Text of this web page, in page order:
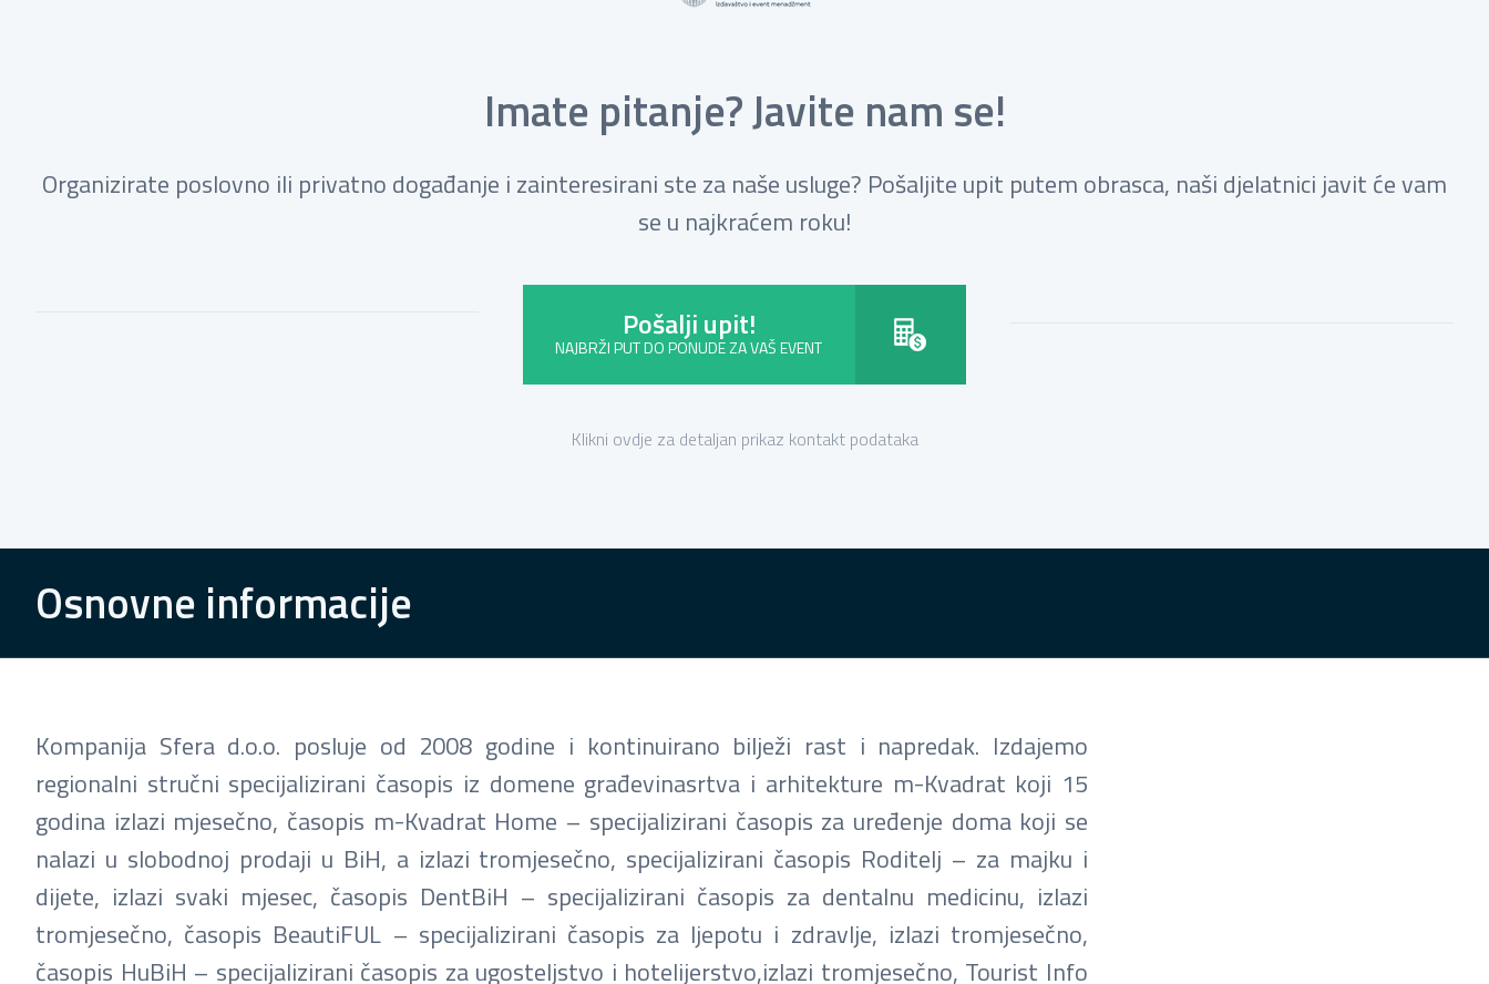
Imate pitanje? Javite nam se!
Organizirate poslovno ili privatno događanje i zainteresirani ste za naše usluge? Pošaljite upit putem obrasca, naši djelatnici javit će vam
se u najkraćem roku!
Pošalji upit!
NAJBRŽI PUT DO PONUDE ZA VAŠ EVENT
Klikni ovdje za detaljan prikaz kontakt podataka
Osnovne informacije
Kompanija Sfera d.o.o. posluje od 2008 godine i kontinuirano bilježi rast i napredak. Izdajemo
regionalni stručni specijalizirani časopis iz domene građevinasrtva i arhitekture m-Kvadrat koji 15
godina izlazi mjesečno, časopis m-Kvadrat Home – specijalizirani časopis za uređenje doma koji se
nalazi u slobodnoj prodaji u BiH, a izlazi tromjesečno, specijalizirani časopis Roditelj – za majku i
dijete, izlazi svaki mjesec, časopis DentBiH – specijalizirani časopis za dentalnu medicinu, izlazi
tromjesečno, časopis BeautiFUL – specijalizirani časopis za ljepotu i zdravlje, izlazi tromjesečno,
časopis HuBiH – specijalizirani časopis za ugosteljstvo i hotelijerstvo,izlazi tromjesečno, Tourist Info